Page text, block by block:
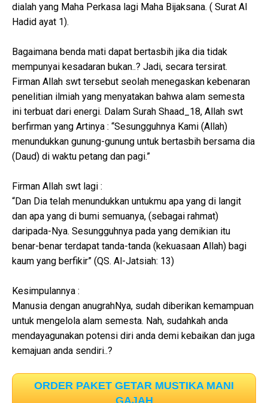
dialah yang Maha Perkasa lagi Maha Bijaksana. ( Surat Al
Hadid ayat 1).
Bagaimana benda mati dapat bertasbih jika dia tidak
mempunyai kesadaran bukan..? Jadi, secara tersirat.
Firman Allah swt tersebut seolah menegaskan kebenaran
penelitian ilmiah yang menyatakan bahwa alam semesta
ini terbuat dari energi. Dalam Surah Shaad_18, Allah swt
berfirman yang Artinya : “Sesungguhnya Kami (Allah)
menundukkan gunung-gunung untuk bertasbih bersama dia
(Daud) di waktu petang dan pagi.”
Firman Allah swt lagi :
“Dan Dia telah menundukkan untukmu apa yang di langit
dan apa yang di bumi semuanya, (sebagai rahmat)
daripada-Nya. Sesungguhnya pada yang demikian itu
benar-benar terdapat tanda-tanda (kekuasaan Allah) bagi
kaum yang berfikir” (QS. Al-Jatsiah: 13)
Kesimpulannya :
Manusia dengan anugrahNya, sudah diberikan kemampuan
untuk mengelola alam semesta. Nah, sudahkah anda
mendayagunakan potensi diri anda demi kebaikan dan juga
kemajuan anda sendiri..?
ORDER PAKET GETAR MUSTIKA MANI
GAJAH